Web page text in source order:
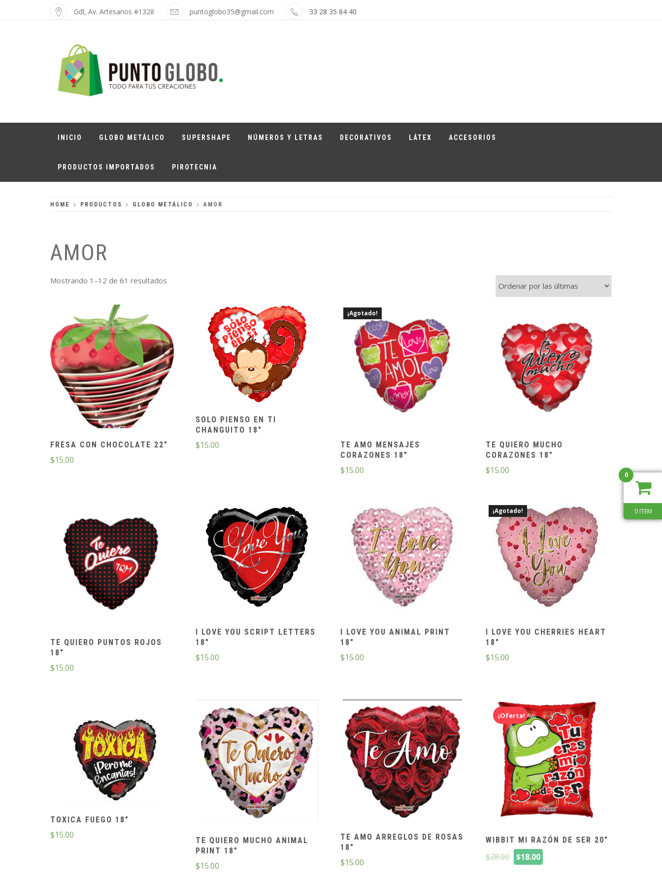
Gdl, Av. Artesanos #1328 puntoglobo35@gmail.com 33 28 35 84 40
INICIO GLOBO METÁLICO SUPERSHAPE NÚMEROS Y LETRAS DECORATIVOS LÁTEX ACCESORIOS
PRODUCTOS IMPORTADOS PIROTECNIA
HOME PRODUCTOS GLOBO METÁLICO AMOR
AMOR
Mostrando 1–12 de 61 resultados
FRESA CON CHOCOLATE 22″
$15.00
SOLO PIENSO EN TI
CHANGUITO 18″
$15.00
¡Agotado!
TE AMO MENSAJES
CORAZONES 18″
$15.00
TE QUIERO MUCHO
CORAZONES 18″
$15.00
TE QUIERO PUNTOS ROJOS
18″
$15.00
I LOVE YOU SCRIPT LETTERS
18″
$15.00
I LOVE YOU ANIMAL PRINT
18″
$15.00
¡Agotado!
I LOVE YOU CHERRIES HEART
18″
$15.00
TOXICA FUEGO 18″
$15.00
TE QUIERO MUCHO ANIMAL
PRINT 18″
$15.00
TE AMO ARREGLOS DE ROSAS
18″
$15.00
¡Oferta!
WIBBIT MI RAZÓN DE SER 20″
$28.00 $18.00
0
0 ITEM